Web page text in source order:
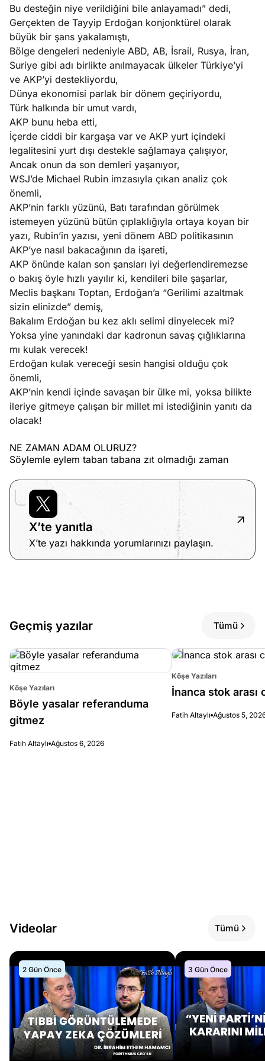
Bu desteğin niye verildiğini bile anlayamadı” dedi,
Gerçekten de Tayyip Erdoğan konjonktürel olarak
büyük bir şans yakalamıştı,
Bölge dengeleri nedeniyle ABD, AB, İsrail, Rusya, İran,
Suriye gibi adı birlikte anılmayacak ülkeler Türkiye’yi
ve AKP’yi destekliyordu,
Dünya ekonomisi parlak bir dönem geçiriyordu,
Türk halkında bir umut vardı,
AKP bunu heba etti,
İçerde ciddi bir kargaşa var ve AKP yurt içindeki
legalitesini yurt dışı destekle sağlamaya çalışıyor,
Ancak onun da son demleri yaşanıyor,
WSJ’de Michael Rubin imzasıyla çıkan analiz çok
önemli,
AKP’nin farklı yüzünü, Batı tarafından görülmek
istemeyen yüzünü bütün çıplaklığıyla ortaya koyan bir
yazı, Rubin’in yazısı, yeni dönem ABD politikasının
AKP’ye nasıl bakacağının da işareti,
AKP önünde kalan son şansları iyi değerlendiremezse
o bakış öyle hızlı yayılır ki, kendileri bile şaşarlar,
Meclis başkanı Toptan, Erdoğan’a “Gerilimi azaltmak
sizin elinizde” demiş,
Bakalım Erdoğan bu kez aklı selimi dinyelecek mi?
Yoksa yine yanındaki dar kadronun savaş çığlıklarına
mı kulak verecek!
Erdoğan kulak vereceği sesin hangisi olduğu çok
önemli,
AKP’nin kendi içinde savaşan bir ülke mi, yoksa bilikte
ileriye gitmeye çalışan bir millet mi istediğinin yanıtı da
olacak!
NE ZAMAN ADAM OLURUZ?
Söylemle eylem taban tabana zıt olmadığı zaman
X’te yanıtla
X’te yazı hakkında yorumlarınızı paylaşın.
Geçmiş yazılar Tümü
Köşe Yazıları
Böyle yasalar referanduma
gitmez
Fatih Altaylı Ağustos 6, 2026
Köşe Yazıları
İnanca stok arası
Fatih Altaylı Ağustos 5,
Videolar Tümü
2 Gün Önce 3 Gün Önce